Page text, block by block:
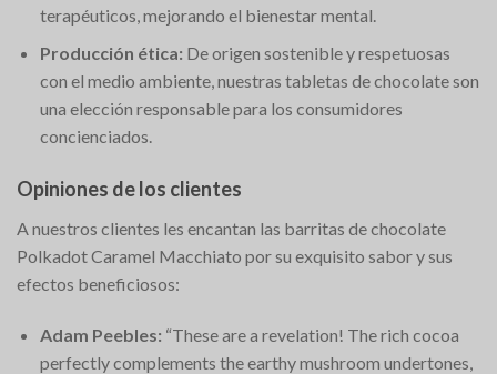
terapéuticos, mejorando el bienestar mental.
Producción ética: De origen sostenible y respetuosas
con el medio ambiente, nuestras tabletas de chocolate son
una elección responsable para los consumidores
concienciados.
Opiniones de los clientes
A nuestros clientes les encantan las barritas de chocolate
Polkadot Caramel Macchiato por su exquisito sabor y sus
efectos beneficiosos:
Adam Peebles: “These are a revelation! The rich cocoa
perfectly complements the earthy mushroom undertones,